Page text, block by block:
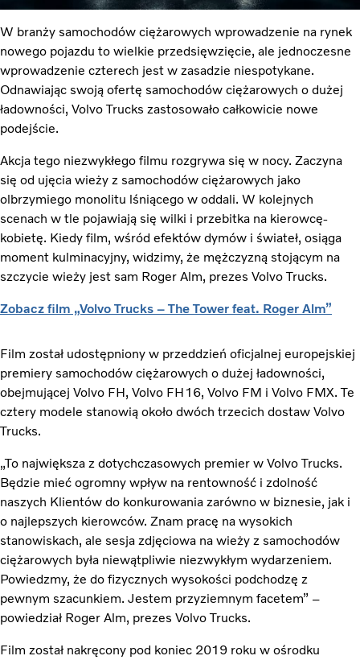
W branży samochodów ciężarowych wprowadzenie na rynek
nowego pojazdu to wielkie przedsięwzięcie, ale jednoczesne
wprowadzenie czterech jest w zasadzie niespotykane.
Odnawiając swoją ofertę samochodów ciężarowych o dużej
ładowności, Volvo Trucks zastosowało całkowicie nowe
podejście.
Akcja tego niezwykłego filmu rozgrywa się w nocy. Zaczyna
się od ujęcia wieży z samochodów ciężarowych jako
olbrzymiego monolitu lśniącego w oddali. W kolejnych
scenach w tle pojawiają się wilki i przebitka na kierowcę-
kobietę. Kiedy film, wśród efektów dymów i świateł, osiąga
moment kulminacyjny, widzimy, że mężczyzną stojącym na
szczycie wieży jest sam Roger Alm, prezes Volvo Trucks.
Zobacz film „Volvo Trucks – The Tower feat. Roger Alm”
Film został udostępniony w przeddzień oficjalnej europejskiej
premiery samochodów ciężarowych o dużej ładowności,
obejmującej Volvo FH, Volvo FH16, Volvo FM i Volvo FMX. Te
cztery modele stanowią około dwóch trzecich dostaw Volvo
Trucks.
„To największa z dotychczasowych premier w Volvo Trucks.
Będzie mieć ogromny wpływ na rentowność i zdolność
naszych Klientów do konkurowania zarówno w biznesie, jak i
o najlepszych kierowców. Znam pracę na wysokich
stanowiskach, ale sesja zdjęciowa na wieży z samochodów
ciężarowych była niewątpliwie niezwykłym wydarzeniem.
Powiedzmy, że do fizycznych wysokości podchodzę z
pewnym szacunkiem. Jestem przyziemnym facetem” –
powiedział Roger Alm, prezes Volvo Trucks.
Film został nakręcony pod koniec 2019 roku w ośrodku